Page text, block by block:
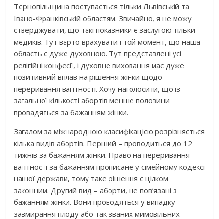
Тернопільщина поступається тільки Львівській та
Івано-Франківській областям. Звичайно, я не можу
стверджувати, що такі показники є заслугою тільки
медиків. Тут варто врахувати і той момент, що наша
область є дуже духовною. Тут представлені усі
релігійні конфесії, і духовне виховання має дуже
позитивний вплав на рішення жінки щодо
переривання вагітності. Хочу наголосити, що із
загальної кількості абортів менше половини
провадяться за бажанням жінки.
Загалом за міжнародною класифікацією розрізняється
кілька видів абортів. Перший – проводиться до 12
тижнів за бажанням жінки. Право на переривання
вагітності за бажанням прописане у сімейному кодексі
нашої держави, тому таке рішення є цілком
законним. Другий вид – аборти, не пов’язані з
бажанням жінки. Вони проводяться у випадку
завмирання плоду або так званих мимовільних